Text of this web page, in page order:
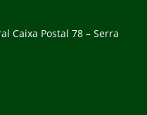
Caixa Postal 78 – Serra